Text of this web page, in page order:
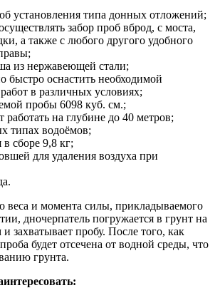
установления типа донных отложений;
забор проб вброд, с моста,
а также с любого другого удобного
из нержавеющей стали;
быстро оснастить необходимой
в различных условиях;
пробы 6098 куб. см.;
работать на глубине до 40 метров;
типах водоёмов;
сборе 9,8 кг;
для удаления воздуха при
веса и момента силы, прикладываемого
дночерпатель погружается в грунт на
захватывает пробу. После того, как
будет отсечена от водной среды, что
грунта.